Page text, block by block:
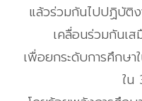
แล้วร่วมกันไปปฏิบัติง
เคลื่อนร่วมกันเ
เพื่อยกระดับการศึกษา
ใน